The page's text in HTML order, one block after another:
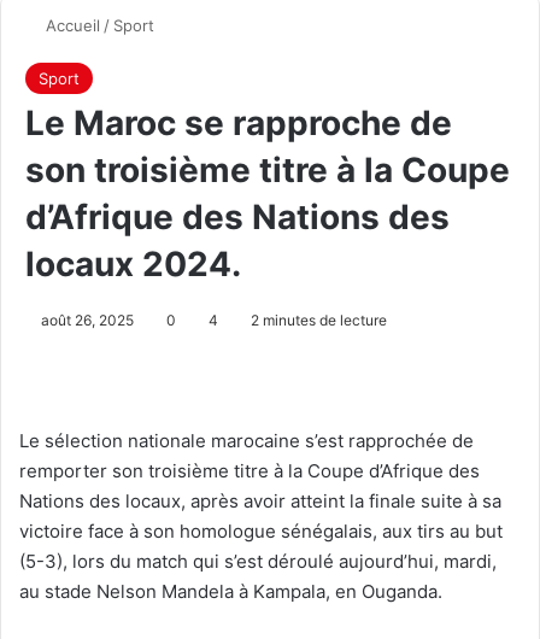
Accueil / Sport
Sport
Le Maroc se rapproche de
son troisième titre à la Coupe
d’Afrique des Nations des
locaux 2024.
août 26, 2025 0 4 2 minutes de lecture
Le sélection nationale marocaine s’est rapprochée de
remporter son troisième titre à la Coupe d’Afrique des
Nations des locaux, après avoir atteint la finale suite à sa
victoire face à son homologue sénégalais, aux tirs au but
(5-3), lors du match qui s’est déroulé aujourd’hui, mardi,
au stade Nelson Mandela à Kampala, en Ouganda.